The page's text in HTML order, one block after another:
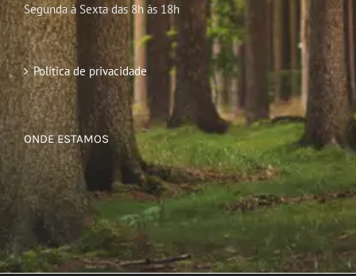
Segunda à Sexta das 8h às 18h
Política de privacidade
ONDE ESTAMOS